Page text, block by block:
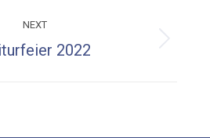
NEXT
Next2022